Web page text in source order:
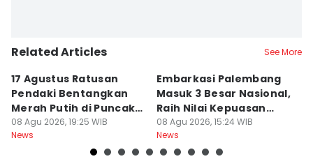
Related Articles See More
17 Agustus Ratusan
Pendaki Bentangkan
Merah Putih di Puncak
Dempo
08 Agu 2026, 19:25 WIB
News
Embarkasi Palembang
Masuk 3 Besar Nasional,
Raih Nilai Kepuasan
86,65
08 Agu 2026, 15:24 WIB
News